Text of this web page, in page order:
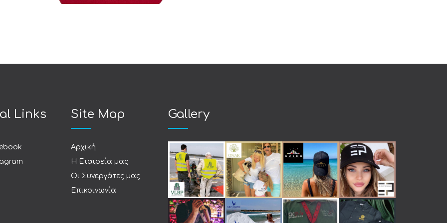
Links Site Map
Αρχική
Η Εταιρεία μας
Οι Συνεργάτες μας
Επικοινωνία
Gallery